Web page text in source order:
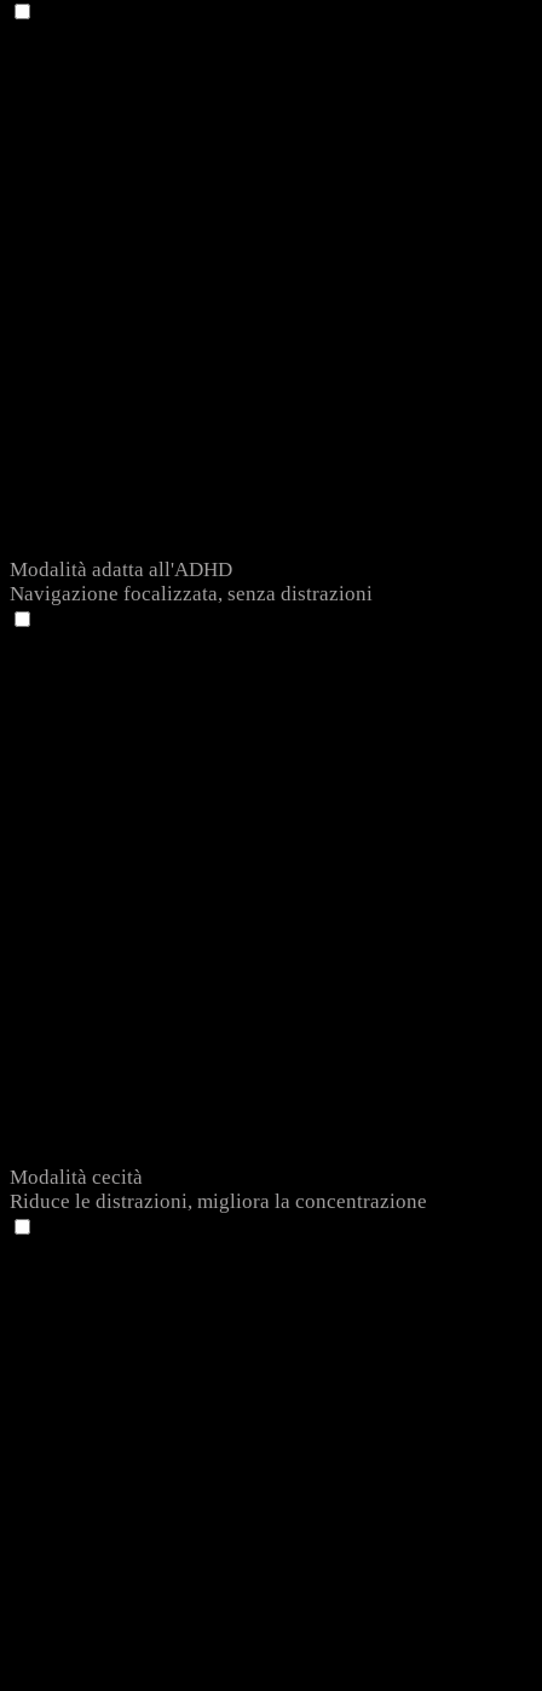
Modalità adatta all'ADHD
Navigazione focalizzata, senza distrazioni
Modalità cecità
Riduce le distrazioni, migliora la concentrazione